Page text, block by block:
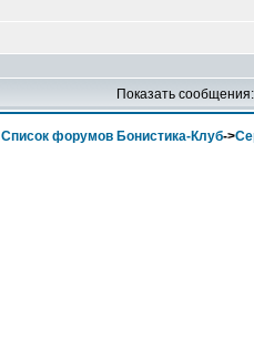
Показать
Список форумов Бонистика-Клуб->